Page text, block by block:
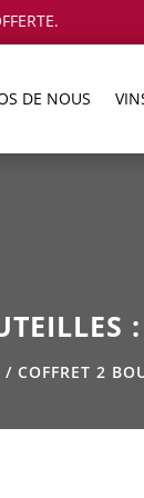
DE NOUS
/ COFFRET 2